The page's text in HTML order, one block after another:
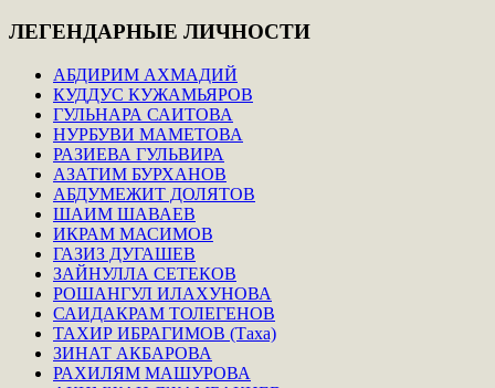
ЛЕГЕНДАРНЫЕ ЛИЧНОСТИ
АБДИРИМ АХМАДИЙ
КУДДУС КУЖАМЬЯРОВ
ГУЛЬНАРА САИТОВА
НУРБУВИ МАМЕТОВА
РАЗИЕВА ГУЛЬВИРА
АЗАТИМ БУРХАНОВ
АБДУМЕЖИТ ДОЛЯТОВ
ШАИМ ШАВАЕВ
ИКРАМ МАСИМОВ
ГАЗИЗ ДУГАШЕВ
ЗАЙНУЛЛА СЕТЕКОВ
РОШАНГУЛ ИЛАХУНОВА
САИДАКРАМ ТОЛЕГЕНОВ
ТАХИР ИБРАГИМОВ (Таха)
ЗИНАТ АКБАРОВА
РАХИЛЯМ МАШУРОВА